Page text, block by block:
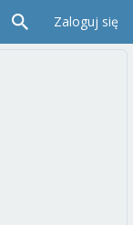
Zaloguj się